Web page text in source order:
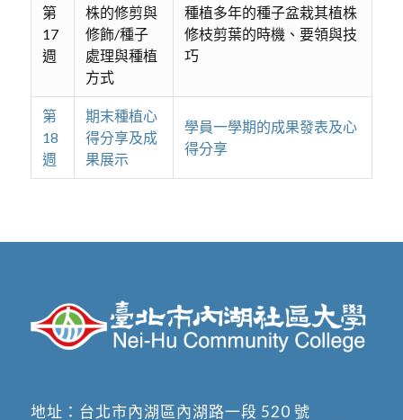
第
17
週
株的修剪與
修飾/種子
處理與種植
方式
種植多年的種子盆栽其植株
修枝剪葉的時機、要領與技
巧
第
18
週
期末種植心
得分享及成
果展示
學員一學期的成果發表及心
得分享
地址： 台北市內湖區內湖路一段 520 號